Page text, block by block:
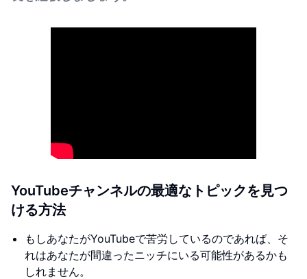
YouTubeチャンネルの最適なトピックを見つ
ける方法
もしあなたがYouTubeで苦労しているのであれば、そ
れはあなたが間違ったニッチにいる可能性があるかも
しれません。